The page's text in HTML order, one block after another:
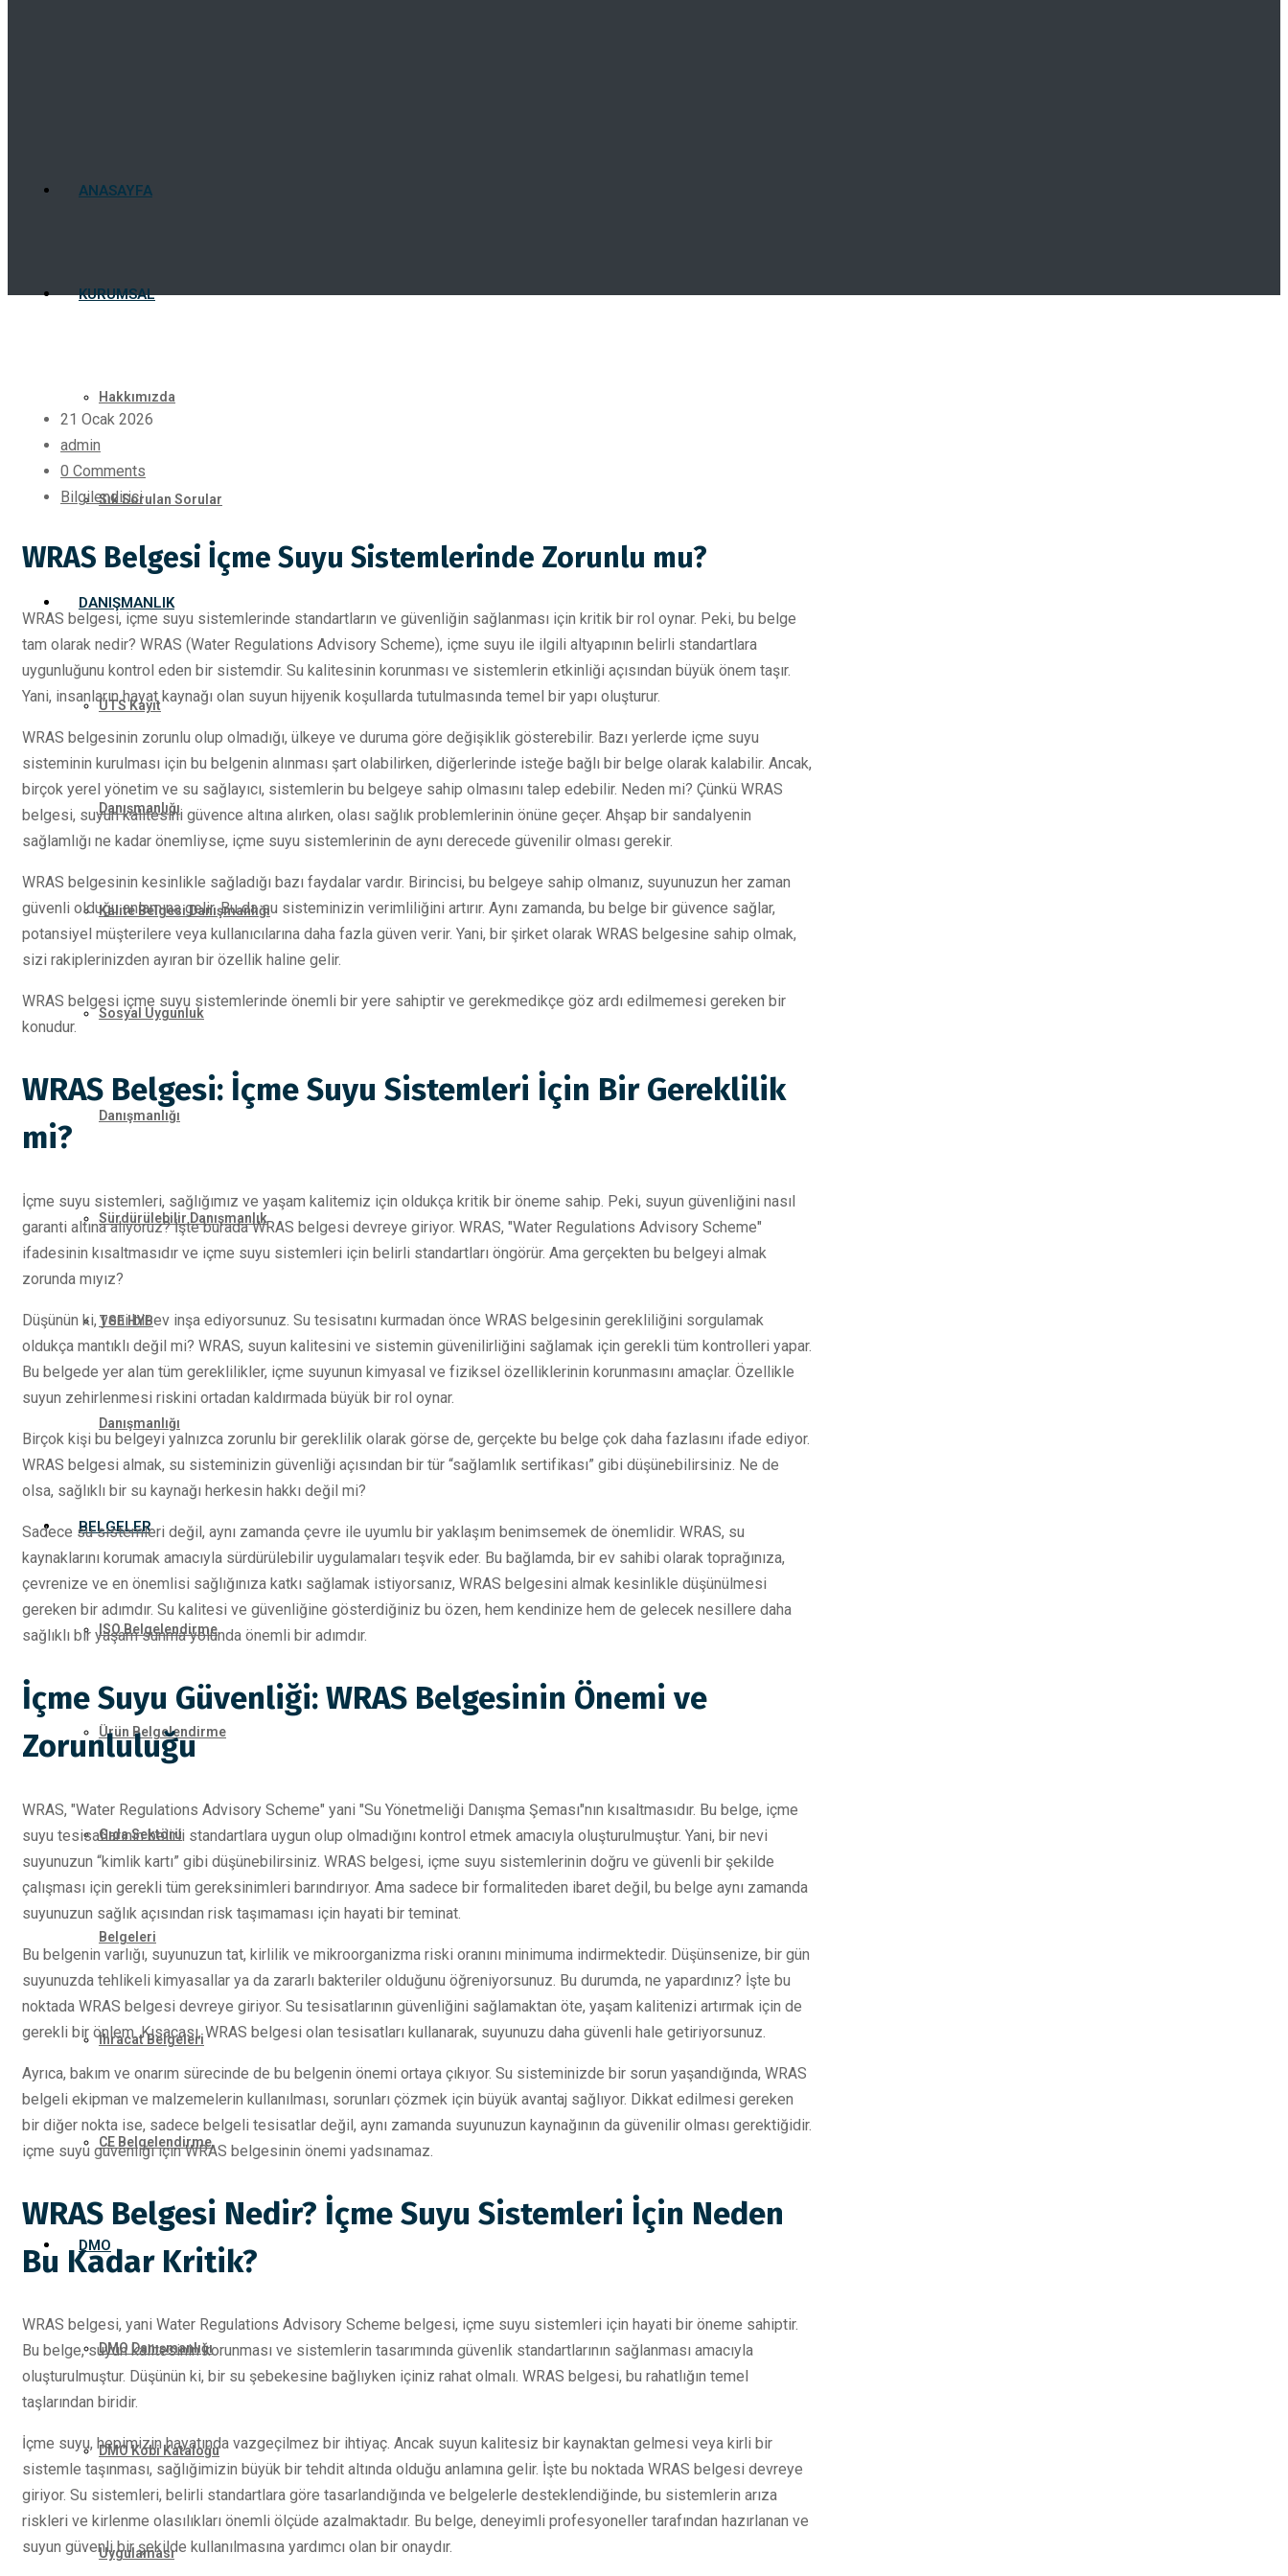
ANASAYFA
KURUMSAL
Hakkımızda
Sık Sorulan Sorular
DANIŞMANLIK
ÜTS Kayıt
Danışmanlığı
Kalite Belgesi Danışmanlığı
Sosyal Uygunluk
Danışmanlığı
Sürdürülebilir Danışmanlık
TSE HYB
Danışmanlığı
BELGELER
ISO Belgelendirme
Ürün Belgelendirme
Gıda Sektörü
Belgeleri
İhracat Belgeleri
CE Belgelendirme
DMO
DMO Danışmanlığı
DMO Kobi Kataloğu
Uygulaması
21 Ocak 2026
admin
0 Comments
Bilgilendirici
WRAS Belgesi İçme Suyu Sistemlerinde Zorunlu mu?
WRAS belgesi, içme suyu sistemlerinde standartların ve güvenliğin sağlanması için kritik bir rol oynar. Peki, bu belge
tam olarak nedir? WRAS (Water Regulations Advisory Scheme), içme suyu ile ilgili altyapının belirli standartlara
uygunluğunu kontrol eden bir sistemdir. Su kalitesinin korunması ve sistemlerin etkinliği açısından büyük önem taşır.
Yani, insanların hayat kaynağı olan suyun hijyenik koşullarda tutulmasında temel bir yapı oluşturur.
WRAS belgesinin zorunlu olup olmadığı, ülkeye ve duruma göre değişiklik gösterebilir. Bazı yerlerde içme suyu
sisteminin kurulması için bu belgenin alınması şart olabilirken, diğerlerinde isteğe bağlı bir belge olarak kalabilir. Ancak,
birçok yerel yönetim ve su sağlayıcı, sistemlerin bu belgeye sahip olmasını talep edebilir. Neden mi? Çünkü WRAS
belgesi, suyun kalitesini güvence altına alırken, olası sağlık problemlerinin önüne geçer. Ahşap bir sandalyenin
sağlamlığı ne kadar önemliyse, içme suyu sistemlerinin de aynı derecede güvenilir olması gerekir.
WRAS belgesinin kesinlikle sağladığı bazı faydalar vardır. Birincisi, bu belgeye sahip olmanız, suyunuzun her zaman
güvenli olduğu anlamına gelir. Bu da su sisteminizin verimliliğini artırır. Aynı zamanda, bu belge bir güvence sağlar,
potansiyel müşterilere veya kullanıcılarına daha fazla güven verir. Yani, bir şirket olarak WRAS belgesine sahip olmak,
sizi rakiplerinizden ayıran bir özellik haline gelir.
WRAS belgesi içme suyu sistemlerinde önemli bir yere sahiptir ve gerekmedikçe göz ardı edilmemesi gereken bir
konudur.
WRAS Belgesi: İçme Suyu Sistemleri İçin Bir Gereklilik
mi?
İçme suyu sistemleri, sağlığımız ve yaşam kalitemiz için oldukça kritik bir öneme sahip. Peki, suyun güvenliğini nasıl
garanti altına alıyoruz? İşte burada WRAS belgesi devreye giriyor. WRAS, "Water Regulations Advisory Scheme"
ifadesinin kısaltmasıdır ve içme suyu sistemleri için belirli standartları öngörür. Ama gerçekten bu belgeyi almak
zorunda mıyız?
Düşünün ki, yeni bir ev inşa ediyorsunuz. Su tesisatını kurmadan önce WRAS belgesinin gerekliliğini sorgulamak
oldukça mantıklı değil mi? WRAS, suyun kalitesini ve sistemin güvenilirliğini sağlamak için gerekli tüm kontrolleri yapar.
Bu belgede yer alan tüm gereklilikler, içme suyunun kimyasal ve fiziksel özelliklerinin korunmasını amaçlar. Özellikle
suyun zehirlenmesi riskini ortadan kaldırmada büyük bir rol oynar.
Birçok kişi bu belgeyi yalnızca zorunlu bir gereklilik olarak görse de, gerçekte bu belge çok daha fazlasını ifade ediyor.
WRAS belgesi almak, su sisteminizin güvenliği açısından bir tür “sağlamlık sertifikası” gibi düşünebilirsiniz. Ne de
olsa, sağlıklı bir su kaynağı herkesin hakkı değil mi?
Sadece su sistemleri değil, aynı zamanda çevre ile uyumlu bir yaklaşım benimsemek de önemlidir. WRAS, su
kaynaklarını korumak amacıyla sürdürülebilir uygulamaları teşvik eder. Bu bağlamda, bir ev sahibi olarak toprağınıza,
çevrenize ve en önemlisi sağlığınıza katkı sağlamak istiyorsanız, WRAS belgesini almak kesinlikle düşünülmesi
gereken bir adımdır. Su kalitesi ve güvenliğine gösterdiğiniz bu özen, hem kendinize hem de gelecek nesillere daha
sağlıklı bir yaşam sunma yolunda önemli bir adımdır.
İçme Suyu Güvenliği: WRAS Belgesinin Önemi ve
Zorunluluğu
WRAS, "Water Regulations Advisory Scheme" yani "Su Yönetmeliği Danışma Şeması"nın kısaltmasıdır. Bu belge, içme
suyu tesisatlarının belirli standartlara uygun olup olmadığını kontrol etmek amacıyla oluşturulmuştur. Yani, bir nevi
suyunuzun “kimlik kartı” gibi düşünebilirsiniz. WRAS belgesi, içme suyu sistemlerinin doğru ve güvenli bir şekilde
çalışması için gerekli tüm gereksinimleri barındırıyor. Ama sadece bir formaliteden ibaret değil, bu belge aynı zamanda
suyunuzun sağlık açısından risk taşımaması için hayati bir teminat.
Bu belgenin varlığı, suyunuzun tat, kirlilik ve mikroorganizma riski oranını minimuma indirmektedir. Düşünsenize, bir gün
suyunuzda tehlikeli kimyasallar ya da zararlı bakteriler olduğunu öğreniyorsunuz. Bu durumda, ne yapardınız? İşte bu
noktada WRAS belgesi devreye giriyor. Su tesisatlarının güvenliğini sağlamaktan öte, yaşam kalitenizi artırmak için de
gerekli bir önlem. Kısacası, WRAS belgesi olan tesisatları kullanarak, suyunuzu daha güvenli hale getiriyorsunuz.
Ayrıca, bakım ve onarım sürecinde de bu belgenin önemi ortaya çıkıyor. Su sisteminizde bir sorun yaşandığında, WRAS
belgeli ekipman ve malzemelerin kullanılması, sorunları çözmek için büyük avantaj sağlıyor. Dikkat edilmesi gereken
bir diğer nokta ise, sadece belgeli tesisatlar değil, aynı zamanda suyunuzun kaynağının da güvenilir olması gerektiğidir.
içme suyu güvenliği için WRAS belgesinin önemi yadsınamaz.
WRAS Belgesi Nedir? İçme Suyu Sistemleri İçin Neden
Bu Kadar Kritik?
WRAS belgesi, yani Water Regulations Advisory Scheme belgesi, içme suyu sistemleri için hayati bir öneme sahiptir.
Bu belge, suyun kalitesinin korunması ve sistemlerin tasarımında güvenlik standartlarının sağlanması amacıyla
oluşturulmuştur. Düşünün ki, bir su şebekesine bağlıyken içiniz rahat olmalı. WRAS belgesi, bu rahatlığın temel
taşlarından biridir.
İçme suyu, hepimizin hayatında vazgeçilmez bir ihtiyaç. Ancak suyun kalitesiz bir kaynaktan gelmesi veya kirli bir
sistemle taşınması, sağlığimizin büyük bir tehdit altında olduğu anlamına gelir. İşte bu noktada WRAS belgesi devreye
giriyor. Su sistemleri, belirli standartlara göre tasarlandığında ve belgelerle desteklendiğinde, bu sistemlerin arıza
riskleri ve kirlenme olasılıkları önemli ölçüde azalmaktadır. Bu belge, deneyimli profesyoneller tarafından hazırlanan ve
suyun güvenli bir şekilde kullanılmasına yardımcı olan bir onaydır.